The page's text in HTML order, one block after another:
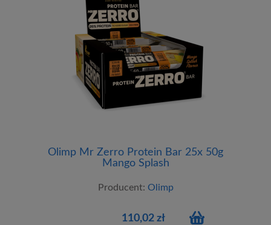
Olimp Mr Zerro Protein Bar 25x 50g
Mango Splash
Producent: Olimp
110,02 zł